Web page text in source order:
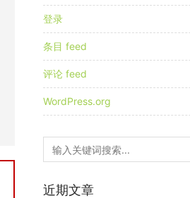
登录
条目 feed
评论 feed
WordPress.org
近期文章